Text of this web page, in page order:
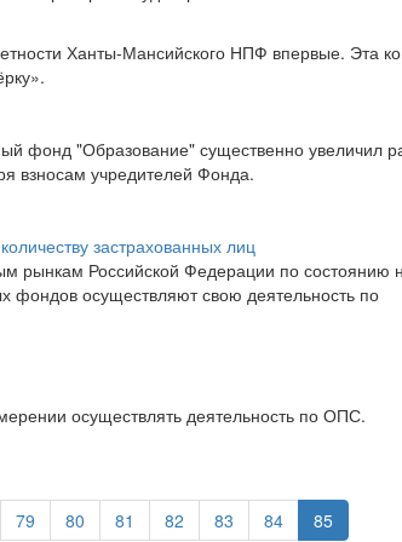
Ханты-Мансийского НПФ впервые. Эта
фонд "Образование" существенно увеличил
взносам учредителей Фонда.
застрахованных лиц
рынкам Российской Федерации по состоянию
фондов осуществляют свою деятельность по
осуществлять деятельность по ОПС.
79 80 81 82 83 84 85